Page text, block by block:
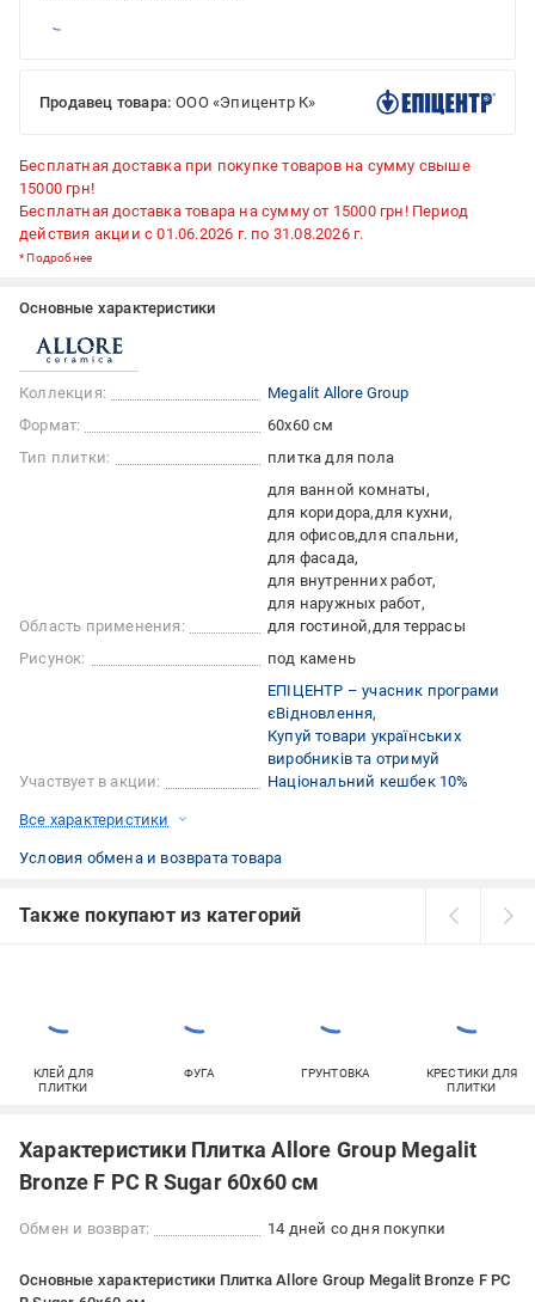
Продавец товара: ООО «Эпицентр К»
Бесплатная доставка при покупке товаров на сумму свыше
15000 грн!
Бесплатная доставка товара на сумму от 15000 грн! Период
действия акции с 01.06.2026 г. по 31.08.2026 г.
*Подробнее
Основные характеристики
Коллекция:
Megalit Allore Group
Формат:
60x60 см
Тип плитки:
плитка для пола
Область применения:
для ванной комнаты
для коридора для кухни
для офисов для спальни
для фасада
для внутренних работ
для наружных работ
для гостиной для террасы
Рисунок:
под камень
Участвует в акции:
ЕПІЦЕНТР – учасник програми
єВідновлення
Купуй товари українських
виробників та отримуй
Національний кешбек 10%
Все характеристики
Условия обмена и возврата товара
Также покупают из категорий
КЛЕЙ ДЛЯ
ПЛИТКИ
ФУГА ГРУНТОВКА
КРЕСТИКИ ДЛЯ
ПЛИТКИ
Характеристики Плитка Allore Group Megalit
Bronze F PC R Sugar 60x60 см
Обмен и возврат: 14 дней со дня покупки
Основные характеристики Плитка Allore Group Megalit Bronze F PC